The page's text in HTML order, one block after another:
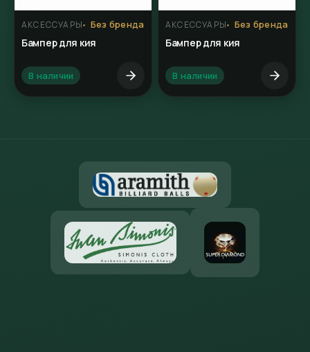
АКСЕССУАРЫ Без бренда
Бампер для кия
В наличии
АКСЕССУАРЫ Без бренда
Бампер для кия
В наличии